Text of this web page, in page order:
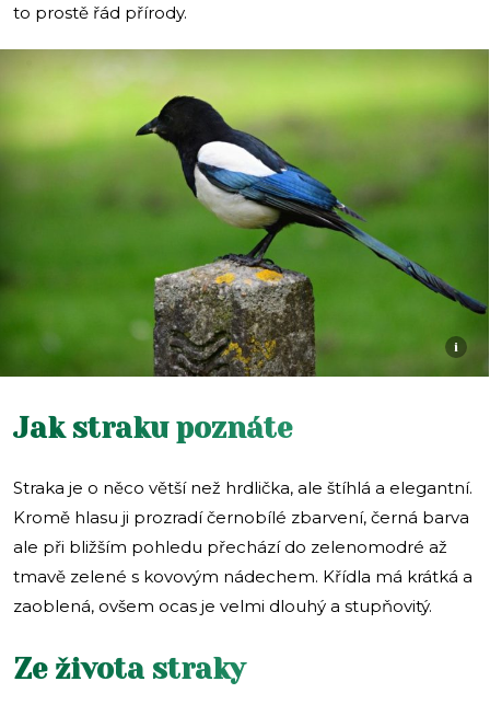
to prostě řád přírody.
i
Jak straku poznáte
Straka je o něco větší než hrdlička, ale štíhlá a elegantní.
Kromě hlasu ji prozradí černobílé zbarvení, černá barva
ale při bližším pohledu přechází do zelenomodré až
tmavě zelené s kovovým nádechem. Křídla má krátká a
zaoblená, ovšem ocas je velmi dlouhý a stupňovitý.
Ze života straky